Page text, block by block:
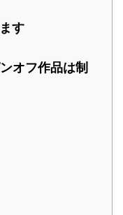
す
オフ作品は制